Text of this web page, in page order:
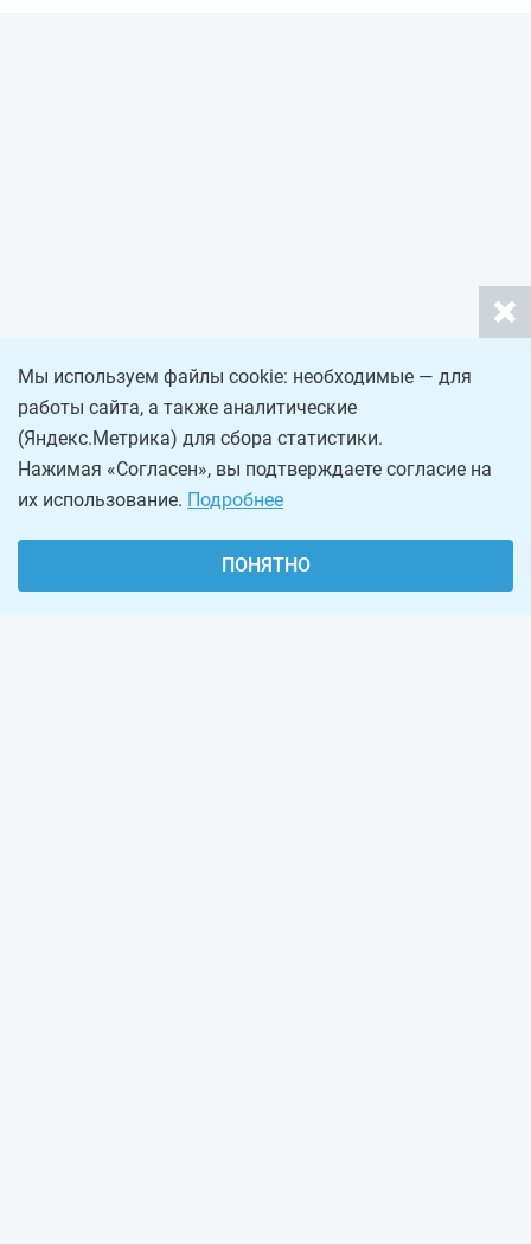
Мы используем файлы cookie: необходимые — для
работы сайта, а также аналитические
(Яндекс.Метрика) для сбора статистики.
Нажимая «Согласен», вы подтверждаете согласие на
их использование. Подробнее
ПОНЯТНО